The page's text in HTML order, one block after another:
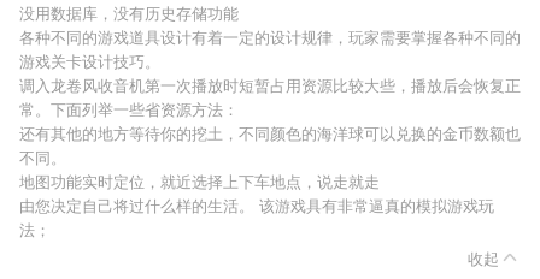
没用数据库，没有历史存储功能
各种不同的游戏道具设计有着一定的设计规律，玩家需要掌握各种不同的
游戏关卡设计技巧。
调入龙卷风收音机第一次播放时短暂占用资源比较大些，播放后会恢复正
常。下面列举一些省资源方法：
还有其他的地方等待你的挖土，不同颜色的海洋球可以兑换的金币数额也
不同。
地图功能实时定位，就近选择上下车地点，说走就走
由您决定自己将过什么样的生活。 该游戏具有非常逼真的模拟游戏玩
法；
收起